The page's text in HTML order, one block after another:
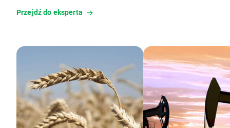
Przejdź do eksperta